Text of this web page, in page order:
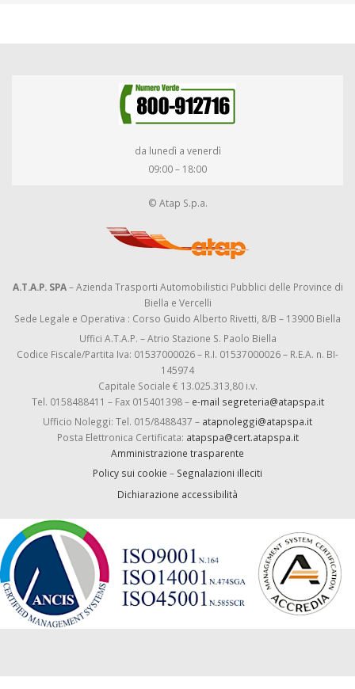
da lunedì a venerdì
09:00 – 18:00
© Atap S.p.a.
A.T.A.P. SPA– Azienda Trasporti Automobilistici Pubblici delle Province di
Biella e Vercelli
Sede Legale e Operativa : Corso Guido Alberto Rivetti, 8/B – 13900 Biella
Uffici A.T.A.P. – Atrio Stazione S. Paolo Biella
Codice Fiscale/Partita Iva: 01537000026 – R.I. 01537000026 – R.E.A. n. BI-
145974
Capitale Sociale € 13.025.313,80 i.v.
Tel. 0158488411 – Fax 015401398 – e-mail segreteria@atapspa.it
Ufficio Noleggi: Tel. 015/8488437 – atapnoleggi@atapspa.it
Posta Elettronica Certificata: atapspa@cert.atapspa.it
Amministrazione trasparente
Policy sui cookie – Segnalazioni illeciti
Dichiarazione accessibilità